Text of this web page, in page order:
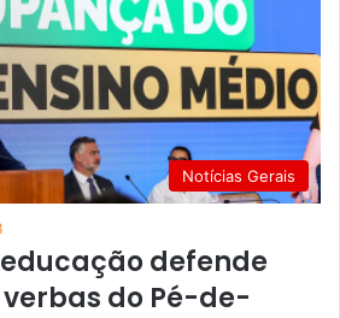
Notícias Gerais
defende
do Pé-de-